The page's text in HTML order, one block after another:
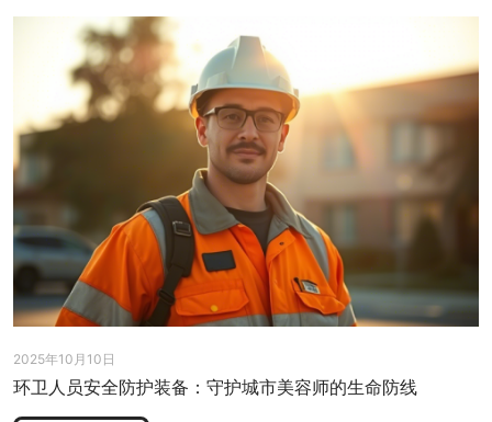
2025年10月10日
环卫人员安全防护装备：守护城市美容师的生命防线